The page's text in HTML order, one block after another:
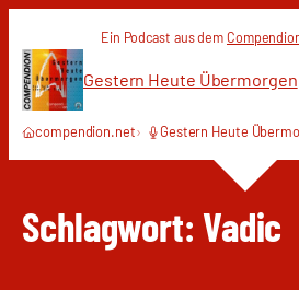
Inhalt
springen
Ein Podcast aus dem
Gestern Heute Übermorgen
compendion.net Gestern Heute
Schlagwort: Vadic